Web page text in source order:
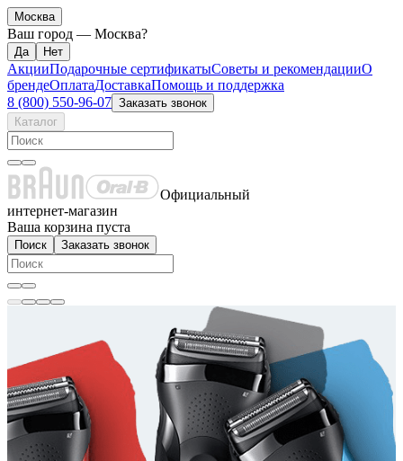
Москва
Ваш город — Москва?
АкцииПодарочные сертификатыСоветы и рекомендацииО
брендеОплатаДоставкаПомощь и поддержка
8 (800) 550-96-07 Заказать звонок
Каталог
Официальный
интернет-магазин
Ваша корзина пуста
Поиск Заказать звонок